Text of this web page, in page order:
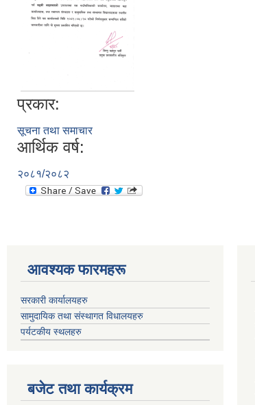
प्रकार:
सूचना तथा समाचार
आर्थिक वर्ष:
२०८१/२०८२
आवश्यक फारमहरू
सरकारी कार्यालयहरु
सामुदायिक तथा संस्थागत विधालयहरु
पर्यटकीय स्थलहरु
बजेट तथा कार्यक्रम